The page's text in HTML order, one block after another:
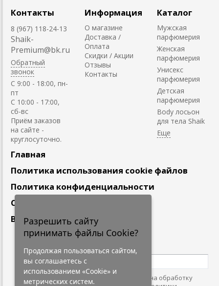
Контакты
8 (967) 118-24-13
Shaik-
Premium@bk.ru
Обратный
звонок
C 9:00 - 18:00, пн-
пт
С 10:00 - 17:00,
сб-вс
Приём заказов
на сайте -
круглосуточно.
Информация
О магазине
Доставка /
Оплата
Скидки / Акции
Отзывы
Контакты
Каталог
Мужская
парфюмерия
Женская
парфюмерия
Унисекс
парфюмерия
Детская
парфюмерия
Body лосьон
для тела Shaik
Главная
Политика использования cookie файлов
Политика конфиденциальности
Сотрудничество
Вакансии
Подпишитесь
Нажимая на кнопку, я даю согласие на обработку
Разрешить сайту
принимать файлы Cookie?
Продолжая пользоваться сайтом,
вы соглашаетесь с
использованием «Cookie» и
метрических систем.